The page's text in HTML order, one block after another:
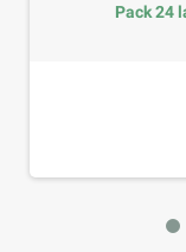
Pack 24